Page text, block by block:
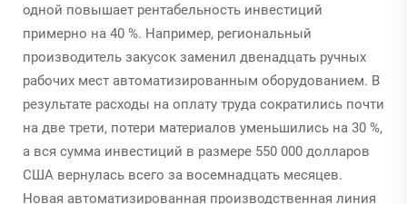
одной повышает рентабельность инвестиций
примерно на 40 %. Например, региональный
производитель закусок заменил двенадцать ручных
рабочих мест автоматизированным оборудованием. В
результате расходы на оплату труда сократились почти
на две трети, потери материалов уменьшились на 30 %,
а вся сумма инвестиций в размере 550 000 долларов
США вернулась всего за восемнадцать месяцев.
Новая автоматизированная производственная линия